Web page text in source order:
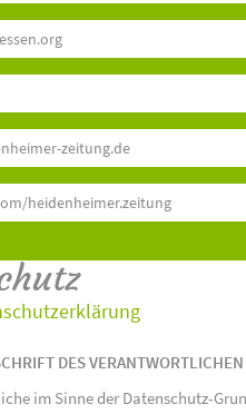
zeitung.de
heidenheimer.zeitung
DES VERANTWORTLICHEN
im Sinne der Datenschutz-